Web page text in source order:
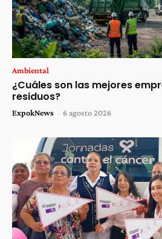
Ambiental
¿Cuáles son las mejores
residuos?
ExpokNews - 6 agosto 2026